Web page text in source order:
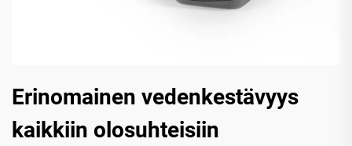
Erinomainen vedenkestävyys
kaikkiin olosuhteisiin